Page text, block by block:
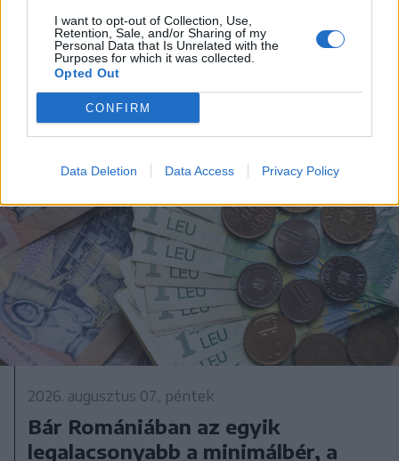
I want to opt-out of Collection, Use,
Retention, Sale, and/or Sharing of my
Personal Data that Is Unrelated with the
Purposes for which it was collected.
Opted Out
CONFIRM
Data Deletion Data Access Privacy Policy
Újabb hitelminősítő „kegyelmezett
meg” Romániának
2026. augusztus 07., péntek
Bár Romániában az egyik
legalacsonyabb a minimálbér, a